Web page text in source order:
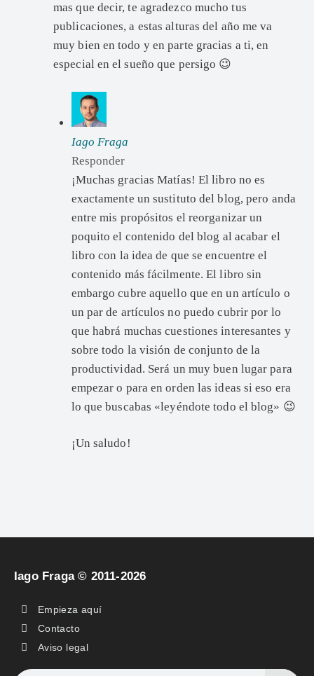
mas que decir, te agradezco mucho tus
publicaciones, a estas alturas del año me va
muy bien en todo y en parte gracias a ti, en
especial en el sueño que persigo 😉
Iago Fraga
Responder
¡Muchas gracias Matías! El libro no es
exactamente un sustituto del blog, pero anda
entre mis propósitos el reorganizar un
poquito el contenido del blog al acabar el
libro con la idea de que se encuentre el
contenido más fácilmente. El libro sin
embargo cubre aquello que en un artículo o
un par de artículos no puedo cubrir por lo
que habrá muchas cuestiones interesantes y
sobre todo la visión de conjunto de la
productividad. Será un muy buen lugar para
empezar o para en orden las ideas si eso era
lo que buscabas «leyéndote todo el blog» 😉
¡Un saludo!
Iago Fraga © 2011-2026
Empieza aquí
Contacto
Aviso legal